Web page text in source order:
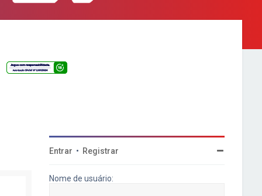
Entrar • Registrar
Nome de usuário: